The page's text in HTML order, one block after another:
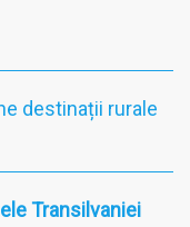
destinații rurale
Transilvaniei